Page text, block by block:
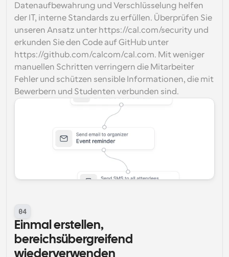
Datenaufbewahrung und Verschlüsselung helfen
der IT, interne Standards zu erfüllen. Überprüfen Sie
unseren Ansatz unter https://cal.com/security und
erkunden Sie den Code auf GitHub unter
https://github.com/calcom/cal.com. Mit weniger
manuellen Schritten verringern die Mitarbeiter
Fehler und schützen sensible Informationen, die mit
Bewerbern und Studenten verbunden sind.
04
Einmal erstellen,
bereichsübergreifend
wiederverwenden